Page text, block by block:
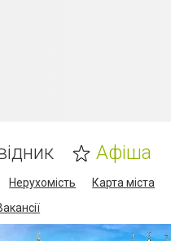
Афіша
Нерухомість Карта міста